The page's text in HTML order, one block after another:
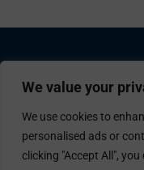
We value your
We use cookies to
personalised ads or
clicking "Accept All",
Piazza Arco